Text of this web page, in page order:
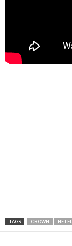
TAGS CROWN